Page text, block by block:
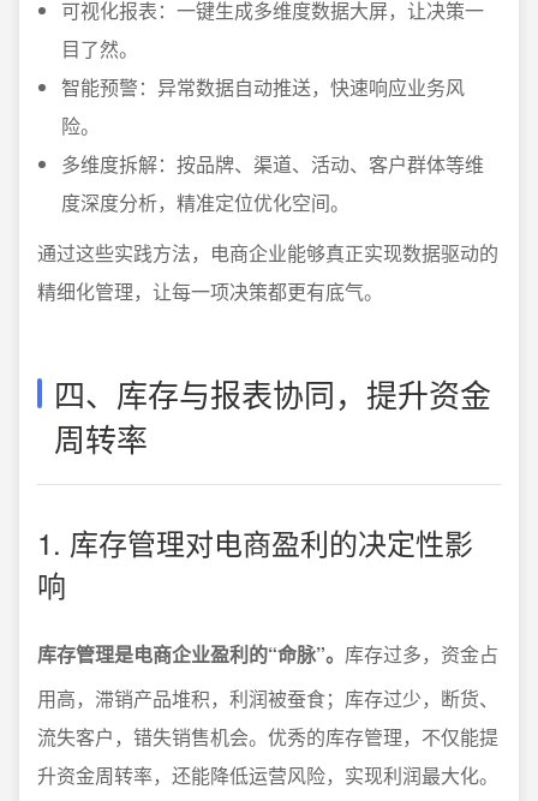
可视化报表：一键生成多维度数据大屏，让决策一
目了然。
智能预警：异常数据自动推送，快速响应业务风
险。
多维度拆解：按品牌、渠道、活动、客户群体等维
度深度分析，精准定位优化空间。
通过这些实践方法，电商企业能够真正实现数据驱动的
精细化管理，让每一项决策都更有底气。
四、库存与报表协同，提升资金
周转率
1. 库存管理对电商盈利的决定性影
响
库存管理是电商企业盈利的“命脉”。 库存过多，资金占
用高，滞销产品堆积，利润被蚕食；库存过少，断货、
流失客户，错失销售机会。优秀的库存管理，不仅能提
升资金周转率，还能降低运营风险，实现利润最大化。